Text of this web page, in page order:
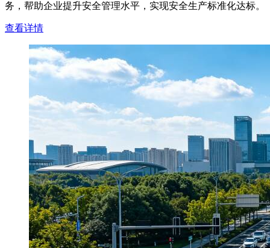
务，帮助企业提升安全管理水平，实现安全生产标准化达标。
查看详情